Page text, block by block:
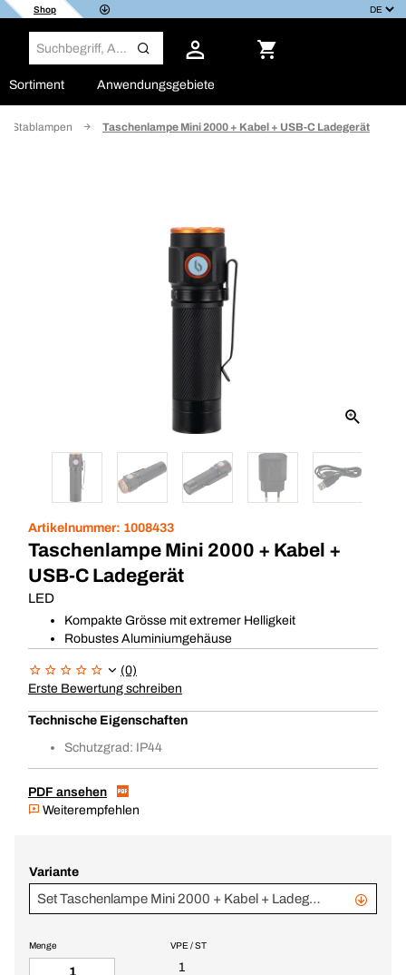
Shop
Sortiment Anwendungsgebiete
Stablampen Taschenlampe Mini 2000 + Kabel + USB-C Ladegerät
Artikelnummer: 1008433
Taschenlampe Mini 2000 + Kabel +
USB-C Ladegerät
LED
Kompakte Grösse mit extremer Helligkeit
Robustes Aluminiumgehäuse
(0)
Erste Bewertung schreiben
Technische Eigenschaften
Schutzgrad: IP44
PDF ansehen
Weiterempfehlen
Variante
Set Taschenlampe Mini 2000 + Kabel + Ladegerät USB-C
VPE / ST
1
Menge